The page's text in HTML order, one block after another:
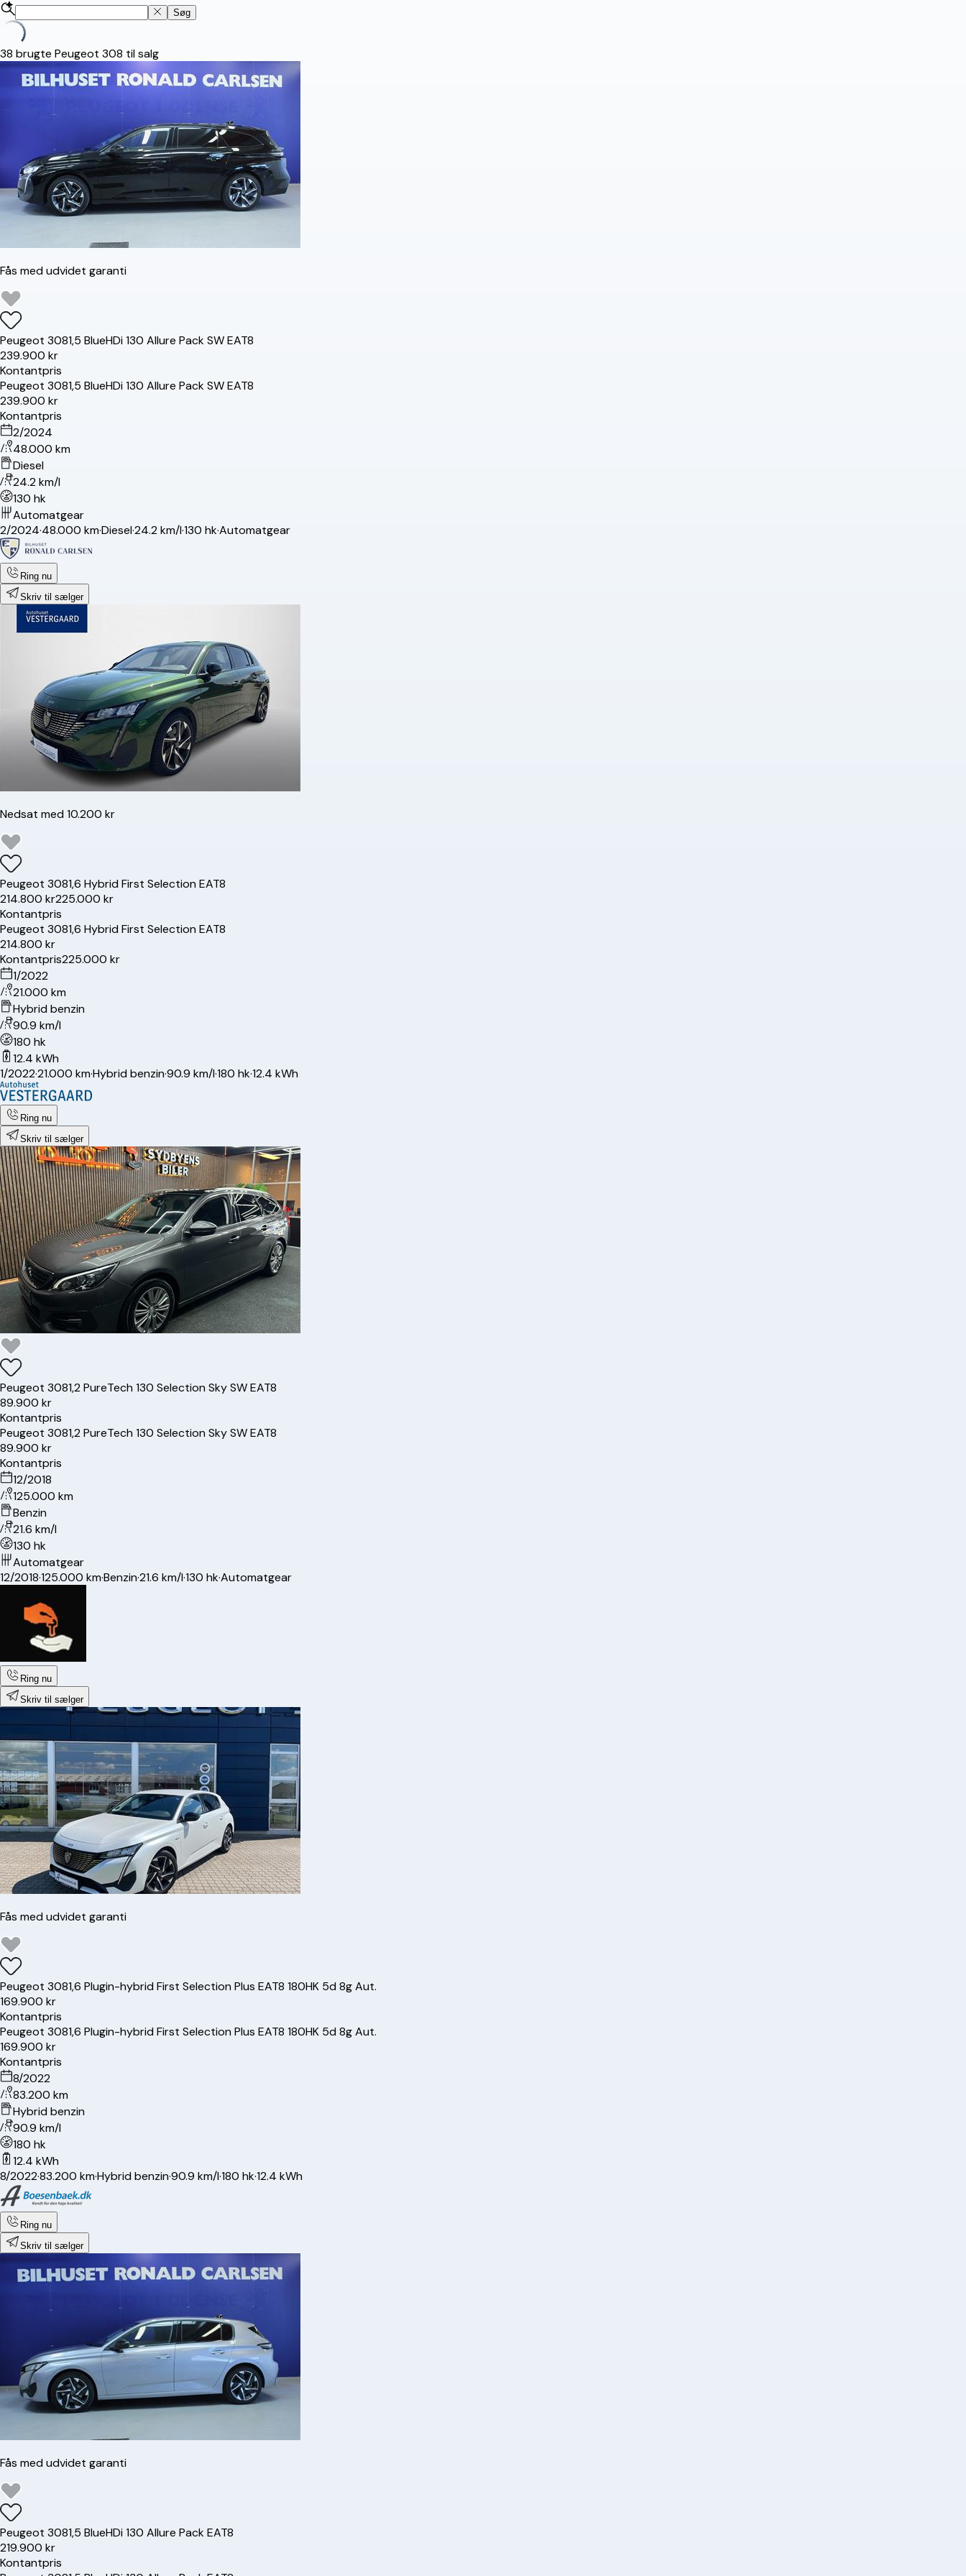
Søg
38 brugte Peugeot 308 til salg
Fås med udvidet garanti
Peugeot 3081,5 BlueHDi 130 Allure Pack SW EAT8
239.900 kr
Kontantpris
Peugeot 3081,5 BlueHDi 130 Allure Pack SW EAT8
239.900 kr
Kontantpris
2/2024
48.000 km
Diesel
24.2 km/l
130 hk
Automatgear
2/2024·48.000 km·Diesel·24.2 km/l·130 hk·Automatgear
Ring nu
Skriv til sælger
Nedsat med 10.200 kr
Peugeot 3081,6 Hybrid First Selection EAT8
214.800 kr225.000 kr
Kontantpris
Peugeot 3081,6 Hybrid First Selection EAT8
214.800 kr
Kontantpris225.000 kr
1/2022
21.000 km
Hybrid benzin
90.9 km/l
180 hk
12.4 kWh
1/2022·21.000 km·Hybrid benzin·90.9 km/l·180 hk·12.4 kWh
Ring nu
Skriv til sælger
Peugeot 3081,2 PureTech 130 Selection Sky SW EAT8
89.900 kr
Kontantpris
Peugeot 3081,2 PureTech 130 Selection Sky SW EAT8
89.900 kr
Kontantpris
12/2018
125.000 km
Benzin
21.6 km/l
130 hk
Automatgear
12/2018·125.000 km·Benzin·21.6 km/l·130 hk·Automatgear
Ring nu
Skriv til sælger
Fås med udvidet garanti
Peugeot 3081,6 Plugin-hybrid First Selection Plus EAT8 180HK 5d 8g Aut.
169.900 kr
Kontantpris
Peugeot 3081,6 Plugin-hybrid First Selection Plus EAT8 180HK 5d 8g Aut.
169.900 kr
Kontantpris
8/2022
83.200 km
Hybrid benzin
90.9 km/l
180 hk
12.4 kWh
8/2022·83.200 km·Hybrid benzin·90.9 km/l·180 hk·12.4 kWh
Ring nu
Skriv til sælger
Fås med udvidet garanti
Peugeot 3081,5 BlueHDi 130 Allure Pack EAT8
219.900 kr
Kontantpris